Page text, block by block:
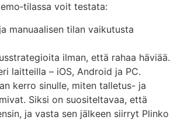
voit testata:
manuaalisen tilan vaikutusta
ilman, että rahaa häviää.
laitteilla – iOS, Android ja PC.
kerro sinulle, miten talletus- ja
Siksi on suositeltavaa, että
ja vasta sen jälkeen siirryt Plinko